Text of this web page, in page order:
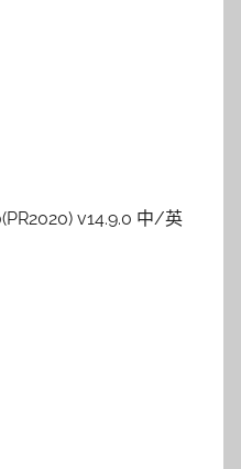
v14.9.0 中/英